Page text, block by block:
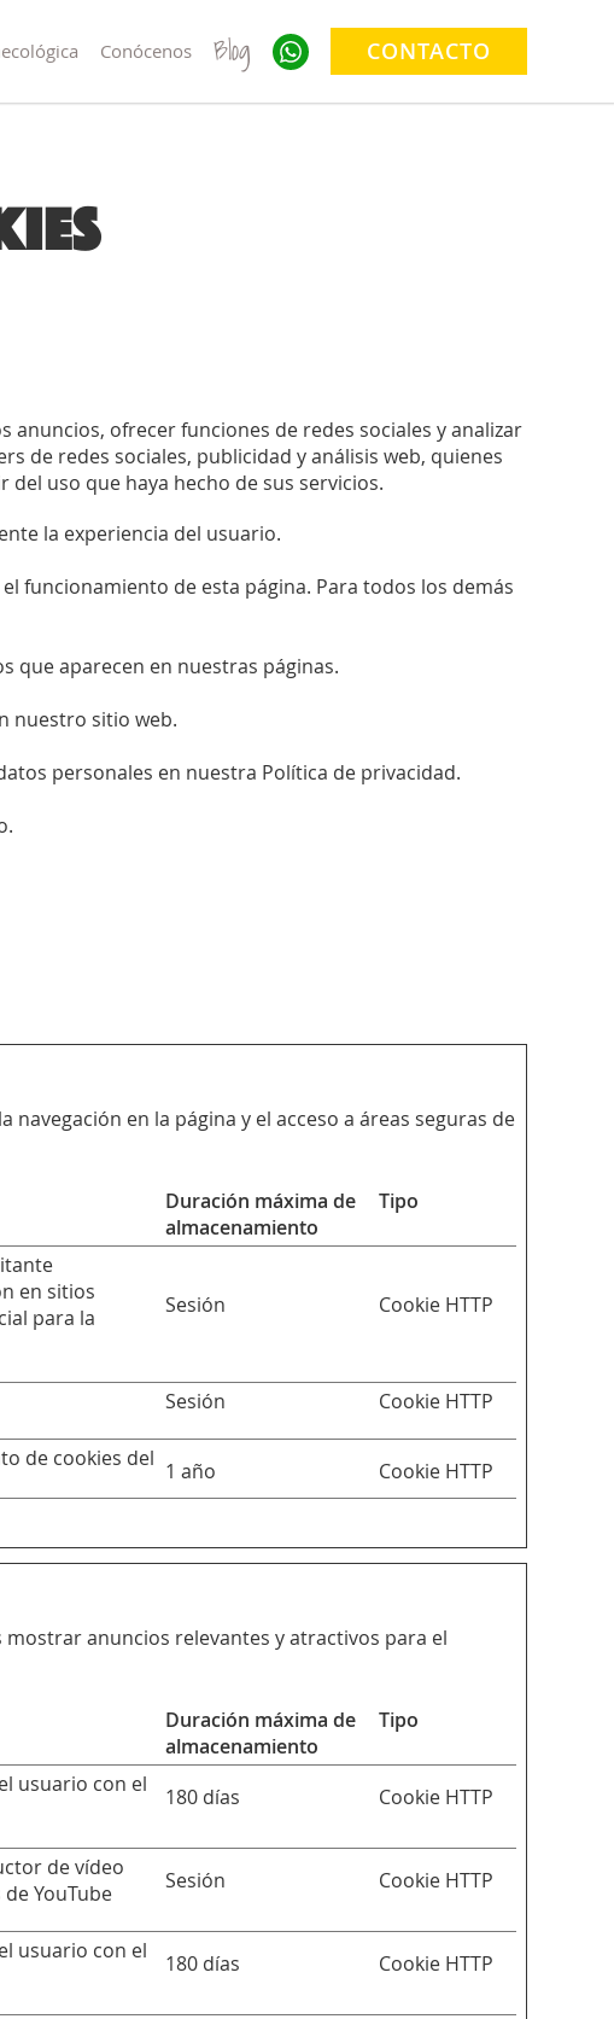
Conócenos Blog CONTACTO
anuncios, ofrecer funciones de redes sociales y analizar
de redes sociales, publicidad y análisis web, quienes
uso que haya hecho de sus servicios.
la experiencia del usuario.
funcionamiento de esta página. Para todos los demás
que aparecen en nuestras páginas.
nuestro sitio web.
personales en nuestra Política de privacidad.
en la página y el acceso a áreas seguras de
Duración máxima de
almacenamiento
Tipo
en sitios
para la
Sesión Cookie HTTP
Sesión Cookie HTTP
de cookies del 1 año Cookie HTTP
anuncios relevantes y atractivos para el
Duración máxima de
almacenamiento
Tipo
usuario con el
180 días Cookie HTTP
de vídeo
YouTube
Sesión Cookie HTTP
usuario con el
180 días Cookie HTTP